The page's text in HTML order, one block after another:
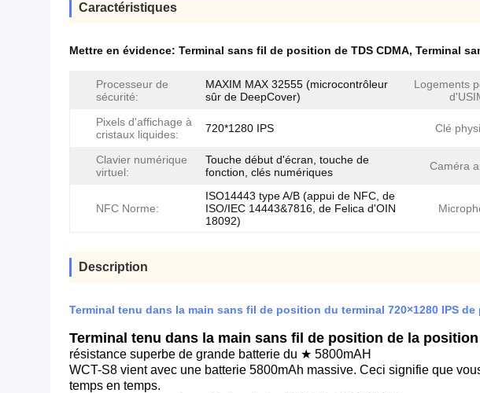
Caractéristiques
Mettre en évidence: Terminal sans fil de position de TDS CDMA, Terminal
Processeur de
sécurité:
MAXIM MAX 32555 (microcontrôleur
sûr de DeepCover)
Logements
Pixels d'affichage à
cristaux liquides:
720*1280 IPS Clé
Clavier numérique
virtuel:
Touche début d'écran, touche de
fonction, clés numériques
Caméra
NFC Norme:
ISO14443 type A/B (appui de NFC, de
ISO/IEC 14443&7816, de Felica d'OIN
18092)
Description
Terminal tenu dans la main sans fil de position du terminal 720×1280 IPS de
Terminal tenu dans la main sans fil de position de la
résistance superbe de grande batterie du ★ 5800mAH
WCT-S8 vient avec une batterie 5800mAh massive. Ceci signifie que
temps en temps.